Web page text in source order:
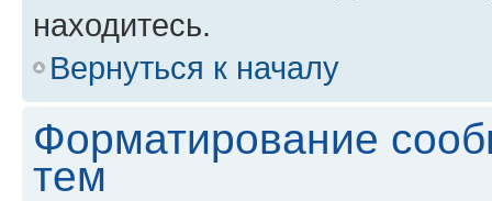
находитесь.
Вернуться к началу
Форматирование
тем